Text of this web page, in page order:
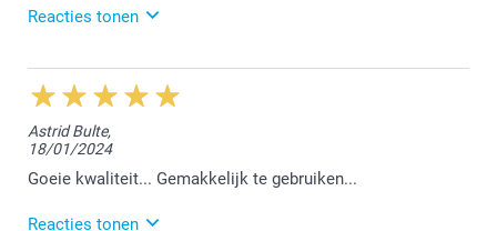
Reacties tonen
17/02/2026
13:36
Hallo Anneke,
We zijn blij met jouw positieve feedback en hopen je
snel weer van dienst te mogen zijn.
Astrid Bulte,
18/01/2024
Goeie kwaliteit... Gemakkelijk te gebruiken...
Reacties tonen